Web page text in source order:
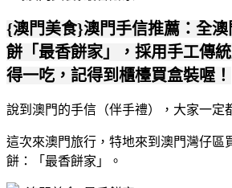
{澳門美食}澳門手信推薦：全
餅「最香餅家」，採用手工傳
得一吃，記得到櫃檯買盒裝喔！
說到澳門的手信（伴手禮），大家一定
這次來澳門旅行，特地來到澳門灣仔區
餅：「最香餅家」。